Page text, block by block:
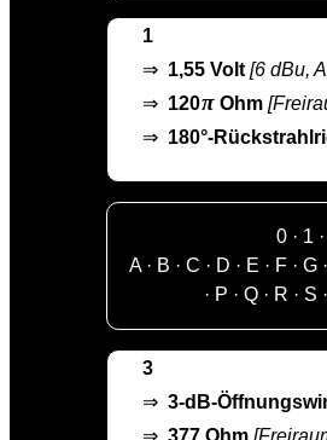
1
⇒ 1,55 Volt[6 dBu,
⇒ 120π Ohm
⇒ 180°-
0· 1 ·
A· B ·C · D · E · F ·G ·
· P · Q· R · S ·
3
⇒ 3-dB-
⇒ 377 Ohm